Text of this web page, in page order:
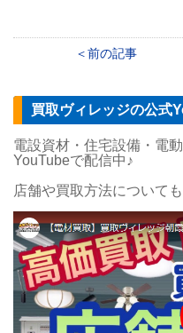
前の記事
買取ヴィレッジの公式
電設資材・住宅設備・電
YouTubeで配信中♪
店舗や買取方法について